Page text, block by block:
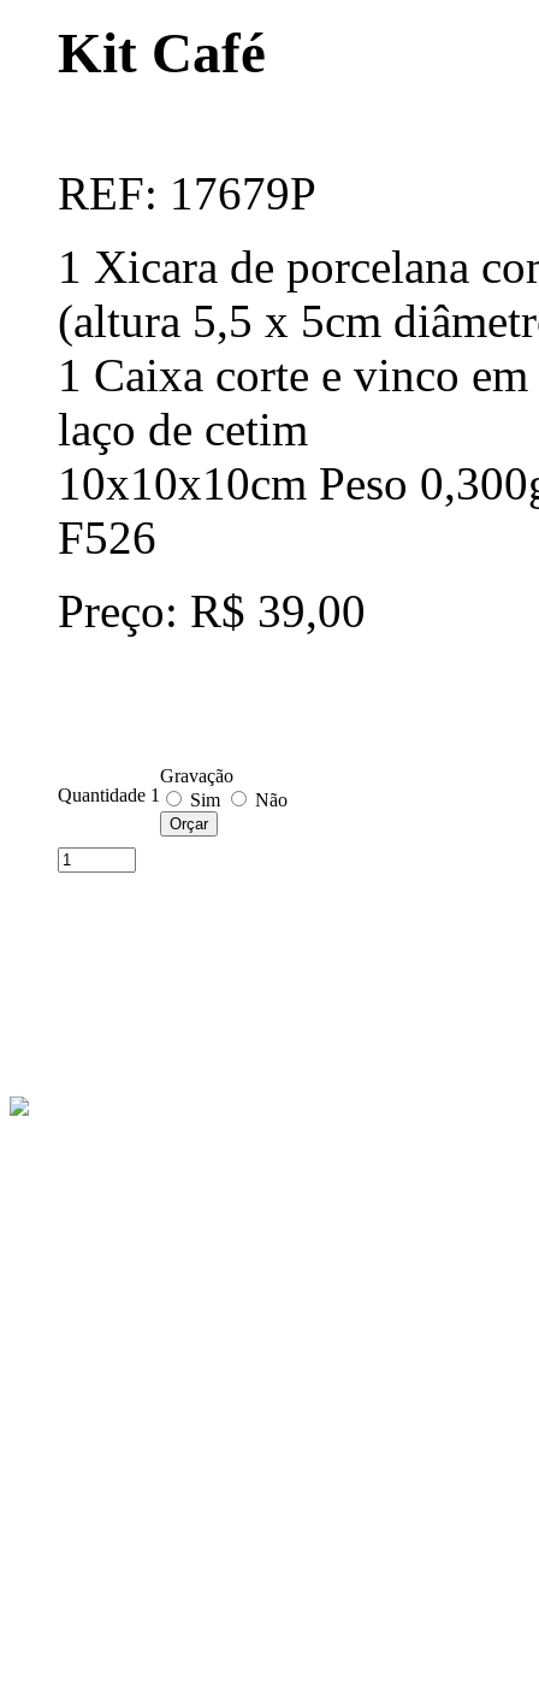
Kit Café
REF: 17679P
1 Xicara de porcelana
(altura 5,5 x 5cm
1 Caixa corte e vinco
laço de cetim
10x10x10cm Peso
F526
Preço: R$ 39,00
Quantidade 1
Gravação
Sim
Não